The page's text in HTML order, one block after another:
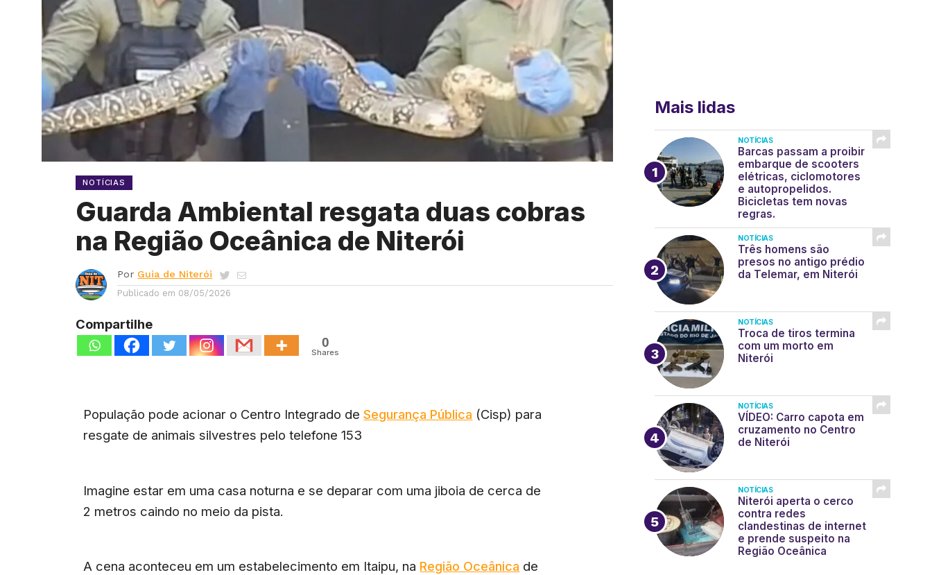
NOTÍCIAS
Guarda Ambiental resgata duas cobras
na Região Oceânica de Niterói
Por Guia de Niterói
Publicado em 08/05/2026
Compartilhe
0
Shares
População pode acionar o Centro Integrado deSegurança Pública (Cisp) para
resgate de animais silvestres pelo telefone 153
Imagine estar em uma casa noturna e se deparar com uma jiboia de cerca de
2 metros caindo no meio da pista.
A cena aconteceu em um estabelecimento em Itaipu, na Região Oceânica de
Mais lidas
NOTÍCIAS
Barcas passam a proibir
embarque de scooters
elétricas, ciclomotores
e autopropelidos.
Bicicletas tem novas
regras.
NOTÍCIAS
Três homens são
presos no antigo prédio
da Telemar, em Niterói
NOTÍCIAS
Troca de tiros termina
com um morto em
Niterói
NOTÍCIAS
VÍDEO: Carro capota em
cruzamento no Centro
de Niterói
NOTÍCIAS
Niterói aperta o cerco
contra redes
clandestinas de internet
e prende suspeito na
Região Oceânica